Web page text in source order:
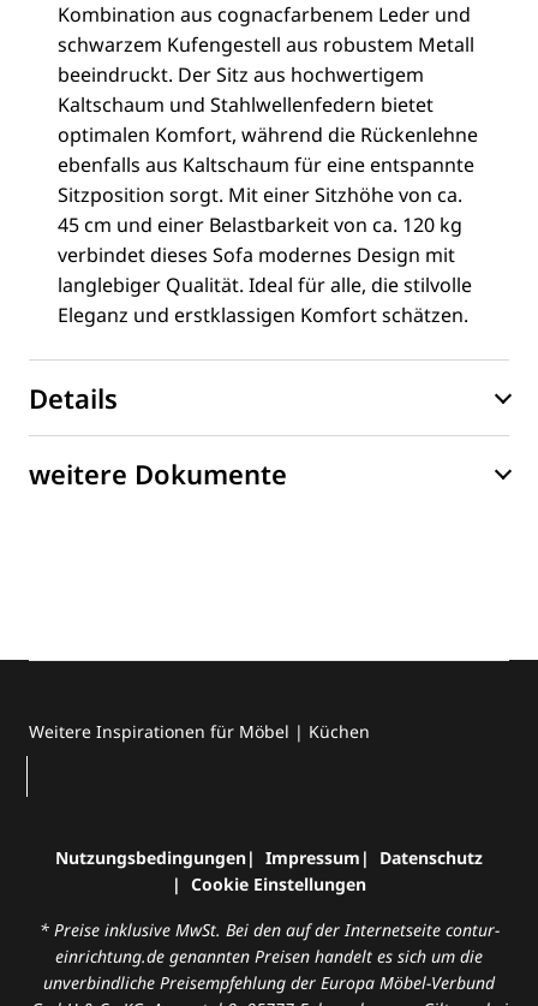
Kombination aus cognacfarbenem Leder und
schwarzem Kufengestell aus robustem Metall
beeindruckt. Der Sitz aus hochwertigem
Kaltschaum und Stahlwellenfedern bietet
optimalen Komfort, während die Rückenlehne
ebenfalls aus Kaltschaum für eine entspannte
Sitzposition sorgt. Mit einer Sitzhöhe von ca.
45 cm und einer Belastbarkeit von ca. 120 kg
verbindet dieses Sofa modernes Design mit
langlebiger Qualität. Ideal für alle, die stilvolle
Eleganz und erstklassigen Komfort schätzen.
Details
weitere Dokumente
Weitere Inspirationen für Möbel | Küchen
Nutzungsbedingungen Impressum
Datenschutz
Cookie Einstellungen
* Preise inklusive MwSt. Bei den auf der Internetseite contur-
einrichtung.de genannten Preisen handelt es sich um die
unverbindliche Preisempfehlung der Europa Möbel-Verbund